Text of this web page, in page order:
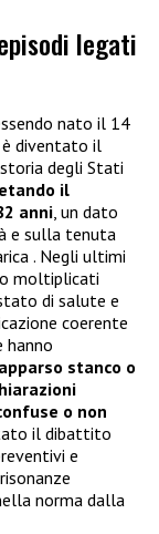
legati
nato il 14
è diventato il
degli Stati
il
anni , un dato
e sulla tenuta
. Negli ultimi
moltiplicati
di salute e
coerente
hanno
apparso stanco o
o non
il dibattito
e
norma dalla